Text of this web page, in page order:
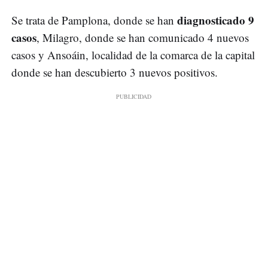
Se trata de Pamplona, donde se han diagnosticado 9
casos, Milagro, donde se han comunicado 4 nuevos
casos y Ansoáin, localidad de la comarca de la capital
donde se han descubierto 3 nuevos positivos.